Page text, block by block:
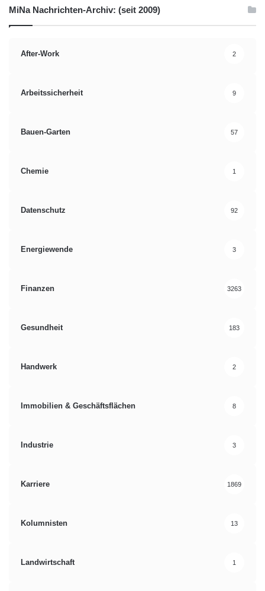
MiNa Nachrichten-Archiv: (seit 2009)
After-Work 2
Arbeitssicherheit 9
Bauen-Garten 57
Chemie 1
Datenschutz 92
Energiewende 3
Finanzen 3263
Gesundheit 183
Handwerk 2
Immobilien & Geschäftsflächen 8
Industrie 3
Karriere 1869
Kolumnisten 13
Landwirtschaft 1